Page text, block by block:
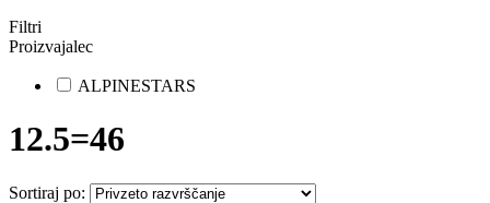
Filtri
Proizvajalec
ALPINESTARS
12.5=46
Sortiraj po: